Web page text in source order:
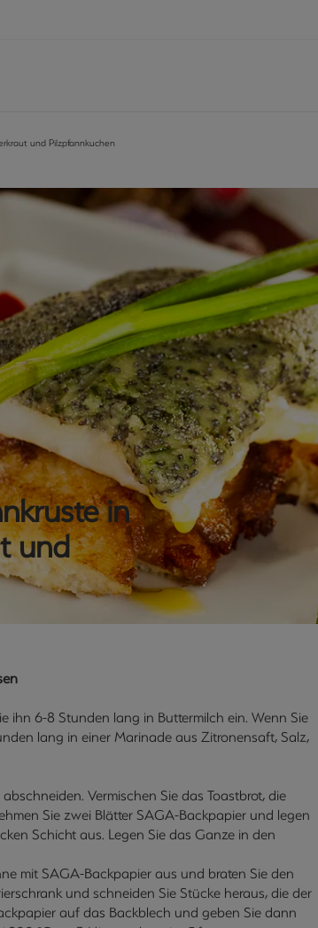
und Pilzpfannkuchen
in
und
ihn 6-8 Stunden lang in Buttermilch ein. Wenn Sie
lang in einer Marinade aus Zitronensaft, Salz,
Vermischen Sie das Toastbrot, die
Sie zwei Blätter SAGA-Backpapier und legen
Schicht aus. Legen Sie das Ganze in den
mit SAGA-Backpapier aus und braten Sie den
und schneiden Sie Stücke heraus, die der
auf das Backblech und geben Sie dann